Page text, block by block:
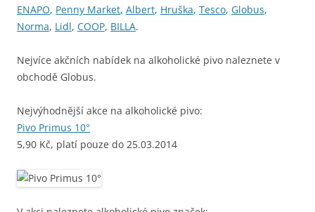
ENAPO, Penny Market, Albert, Hruška, Tesco, Globus,
Norma, Lidl, COOP, BILLA.
Nejvíce akčních nabídek na alkoholické pivo naleznete v
obchodě Globus.
Nejvýhodnější akce na alkoholické pivo:
Pivo Primus 10°
5,90 Kč, platí pouze do 25.03.2014